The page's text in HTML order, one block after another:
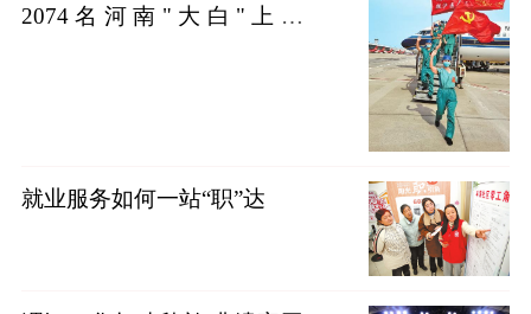
2074名河南"大白"上海
就业服务如何一站“职”达